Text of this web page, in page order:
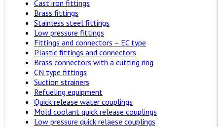
Cast iron fittings
Brass fittings
Stainless steel fittings
Low pressure fittings
Fittings and connectors – EC type
Plastic fittings and connectors
Brass connectors with a cutting ring
CN type fittings
Suction strainers
Refueling equipment
Quick release water couplings
Mold coolant quick release couplings
Low pressure quick relaese couplings